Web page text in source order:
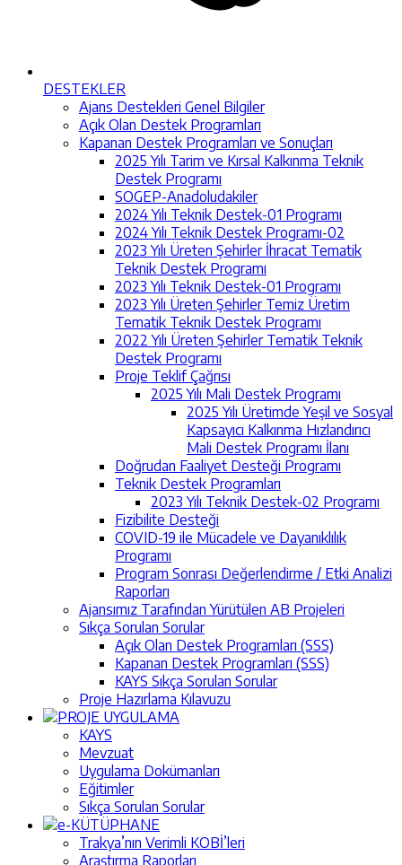
DESTEKLER
Ajans Destekleri Genel Bilgiler
Açık Olan Destek Programları
Kapanan Destek Programları ve Sonuçları
2025 Yılı Tarim ve Kırsal Kalkınma Teknik
Destek Programı
SOGEP-Anadoludakiler
2024 Yılı Teknik Destek-01 Programı
2024 Yılı Teknik Destek Programı-02
2023 Yılı Üreten Şehirler İhracat Tematik
Teknik Destek Programı
2023 Yılı Teknik Destek-01 Programı
2023 Yılı Üreten Şehirler Temiz Üretim
Tematik Teknik Destek Programı
2022 Yılı Üreten Şehirler Tematik Teknik
Destek Programı
Proje Teklif Çağrısı
2025 Yılı Mali Destek Programı
2025 Yılı Üretimde Yeşil ve Sosyal
Kapsayıcı Kalkınma Hızlandırıcı
Mali Destek Programı İlanı
Doğrudan Faaliyet Desteği Programı
Teknik Destek Programları
2023 Yılı Teknik Destek-02 Programı
Fizibilite Desteği
COVID-19 ile Mücadele ve Dayanıklılık
Programı
Program Sonrası Değerlendirme / Etki Analizi
Raporları
Ajansımız Tarafından Yürütülen AB Projeleri
Sıkça Sorulan Sorular
Açık Olan Destek Programları (SSS)
Kapanan Destek Programları (SSS)
KAYS Sıkça Sorulan Sorular
Proje Hazırlama Kılavuzu
PROJE UYGULAMA
KAYS
Mevzuat
Uygulama Dokümanları
Eğitimler
Sıkça Sorulan Sorular
e-KÜTÜPHANE
Trakya’nın Verimli KOBİ’leri
Araştırma Raporları